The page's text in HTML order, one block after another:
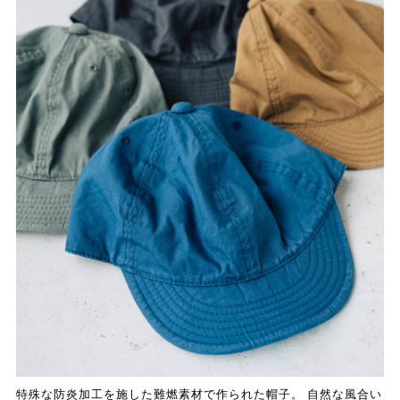
特殊な防炎加工を施した難燃素材で作られた帽子。 自然な風合い